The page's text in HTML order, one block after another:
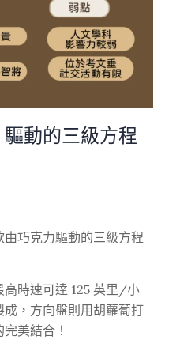
動的三級方程
巧克力驅動的三級方程
高時速可達 125 英里/小
，方向盤則用胡蘿蔔打
完美結合！